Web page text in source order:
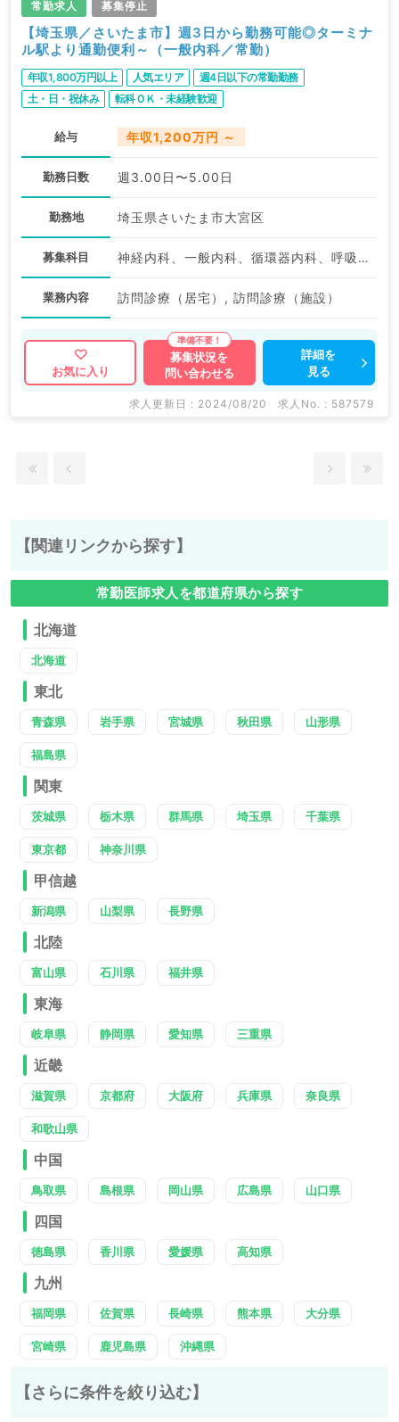
常勤求人 募集停止
【埼玉県／さいたま市】週3日から勤務可能◎ターミナ
ル駅より通勤便利～（一般内科／常勤）
年収1,800万円以上 人気エリア
週4日以下の常勤勤務
土・日・祝休み
転科ＯＫ・未経験歓迎
給与 年収1,200万円 ～
勤務日数 週3.00日〜5.00日
勤務地 埼玉県さいたま市大宮区
募集科目 神経内科、一般内科、循環器内科、呼吸器内科、消化器内科、内分泌・代謝内科、腎臓内科、老年内科、血液内科、外科系全般、一般外科、膠原病科
業務内容 訪問診療（居宅）, 訪問診療（施設）
お気に入り
募集状況を
問い合わせる
詳細を
見る
求人更新日 : 2024/08/20 求人No. : 587579
【関連リンクから探す】
常勤医師求人を都道府県から探す
北海道
北海道
東北
青森県 岩手県 宮城県 秋田県 山形県
福島県
関東
茨城県 栃木県 群馬県 埼玉県 千葉県
東京都 神奈川県
甲信越
新潟県 山梨県 長野県
北陸
富山県 石川県 福井県
東海
岐阜県 静岡県 愛知県 三重県
近畿
滋賀県 京都府 大阪府 兵庫県 奈良県
和歌山県
中国
鳥取県 島根県 岡山県 広島県 山口県
四国
徳島県 香川県 愛媛県 高知県
九州
福岡県 佐賀県 長崎県 熊本県 大分県
宮崎県 鹿児島県 沖縄県
【さらに条件を絞り込む】